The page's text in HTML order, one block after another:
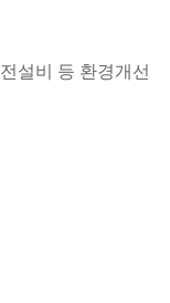
설비 등 환경개선